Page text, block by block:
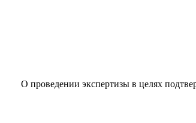
О проведении экспертизы в целях